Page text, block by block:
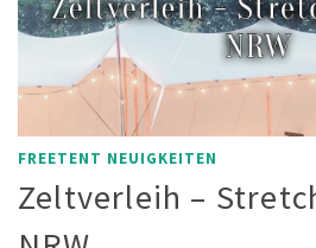
FREETENT NEUIGKEITEN
Zeltverleih –